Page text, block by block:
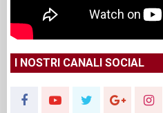
I NOSTRI CANALI SOCIAL